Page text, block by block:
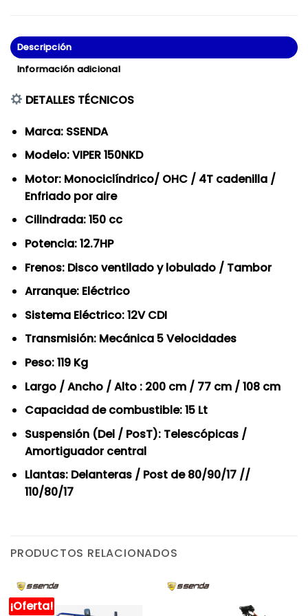
Descripción
Información adicional
DETALLES TÉCNICOS
Marca: SSENDA
Modelo: VIPER 150NKD
Motor: Monociclíndrico/ OHC / 4T cadenilla /
Enfriado por aire
Cilindrada: 150 cc
Potencia: 12.7HP
Frenos: Disco ventilado y lobulado / Tambor
Arranque: Eléctrico
Sistema Eléctrico: 12V CDI
Transmisión: Mecánica 5 Velocidades
Peso: 119 Kg
Largo / Ancho / Alto : 200 cm / 77 cm / 108 cm
Capacidad de combustible: 15 Lt
Suspensión (Del / PosT): Telescópicas /
Amortiguador central
Llantas: Delanteras / Post de 80/90/17 //
110/80/17
PRODUCTOS RELACIONADOS
¡Oferta!